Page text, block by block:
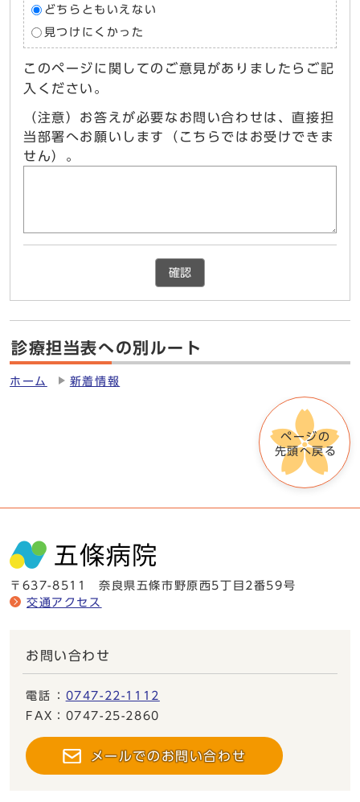
どちらともいえない
見つけにくかった
このページに関してのご意見がありましたらご記
入ください。
（注意）お答えが必要なお問い合わせは、直接担
当部署へお願いします（こちらではお受けできま
せん）。
確認
診療担当表への別ルート
ホーム 新着情報
ページの
先頭へ戻る
〒637-8511 奈良県五條市野原西5丁目2番59号
交通アクセス
お問い合わせ
電話 ： 0747-22-1112
FAX ：0747-25-2860
メールでのお問い合わせ